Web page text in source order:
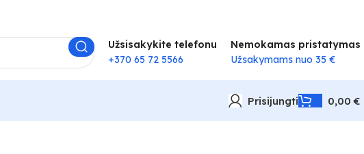
Užsisakykite telefonu
+370 65 72 5566
Nemokamas pristatymas
Užsakymams nuo 35 €
Prisijungti 0,00€